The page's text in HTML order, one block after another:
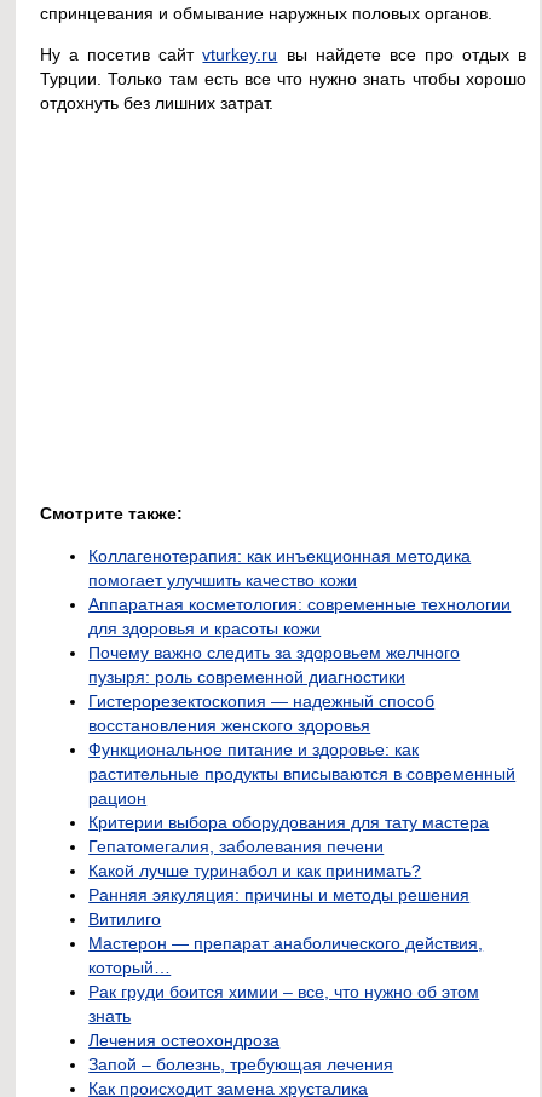
спринцевания и обмывание наружных половых органов.
Ну а посетив сайтvturkey.ru вы найдете все про отдых в
Турции. Только там есть все что нужно знать чтобы хорошо
отдохнуть без лишних затрат.
Смотрите также:
Коллагенотерапия: как инъекционная методика
помогает улучшить качество кожи
Аппаратная косметология: современные технологии
для здоровья и красоты кожи
Почему важно следить за здоровьем желчного
пузыря: роль современной диагностики
Гистерорезектоскопия — надежный способ
восстановления женского здоровья
Функциональное питание и здоровье: как
растительные продукты вписываются в современный
рацион
Критерии выбора оборудования для тату мастера
Гепатомегалия, заболевания печени
Какой лучше туринабол и как принимать?
Ранняя эякуляция: причины и методы решения
Витилиго
Мастерон — препарат анаболического действия,
который…
Рак груди боится химии – все, что нужно об этом
знать
Лечения остеохондроза
Запой – болезнь, требующая лечения
Как происходит замена хрусталика